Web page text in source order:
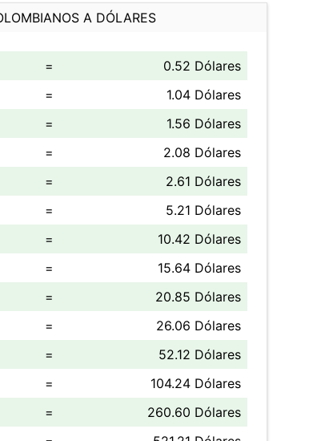
A DÓLARES
=
0.52 Dólares
=
1.04 Dólares
=
1.56 Dólares
=
2.08 Dólares
=
2.61 Dólares
=
5.21 Dólares
=
10.42 Dólares
=
15.64 Dólares
=
20.85 Dólares
=
26.06 Dólares
=
52.12 Dólares
=
104.24 Dólares
=
260.60 Dólares